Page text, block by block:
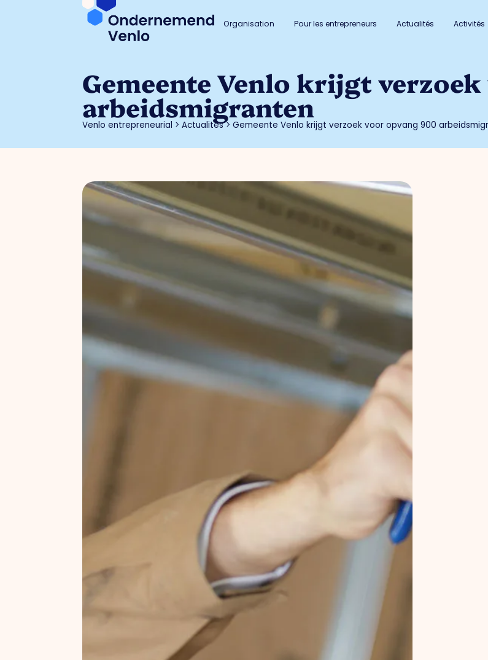
Organisation Pour les entrepreneurs Actualités Activités
Gemeente Venlo krijgt
arbeidsmigranten
Venlo entrepreneurial >Actualités>Gemeente Venlo krijgt verzoek voor opvang 900